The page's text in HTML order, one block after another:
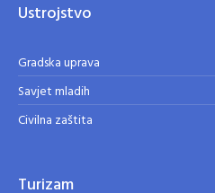
Ustrojstvo
Gradska uprava
Savjet mladih
Civilna zaštita
Turizam